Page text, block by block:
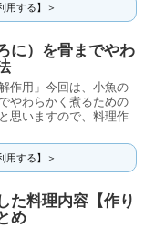
用する】＞
に）を骨までやわ
作用」今回は、小魚の
やわらかく煮るための
思いますので、料理作
用する】＞
た料理内容【作り
め